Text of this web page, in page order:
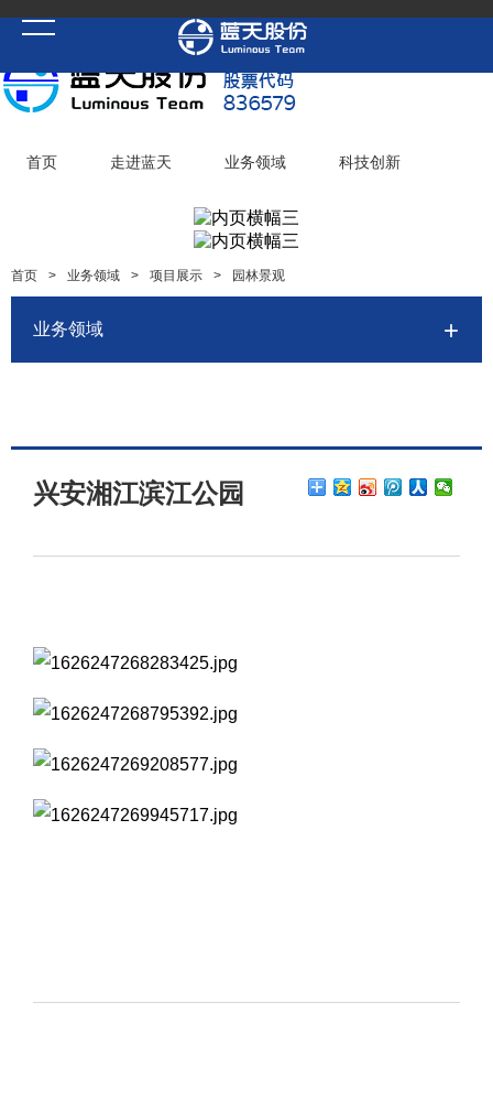
首页 走进蓝天 业务领域 科技创新
华体会(中国)一站式服务平台
首页 > 业务领域 > 项目展示 > 园林景观
业务领域
兴安湘江滨江公园